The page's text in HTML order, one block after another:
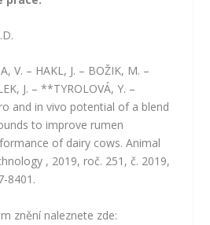
V. – HAKL, J. – BOŽIK, M. –
J. – **TYROLOVÁ, Y. –
and in vivo potential of a blend
to improve rumen
of dairy cows. Animal
, 2019, roč. 251, č. 2019,
8401.
znění naleznete zde: